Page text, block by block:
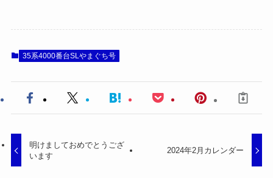
35系4000番台SLやまぐち号
明けましておめでとうござ
います
2024年2月カレンダー